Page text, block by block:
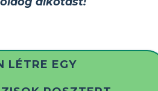
LÉTRE EGY